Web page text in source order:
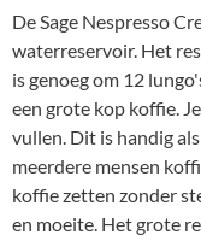
De Sage Nespresso
waterreservoir. Het
is genoeg om 12
een grote kop koffie.
vullen. Dit is handig
meerdere mensen
koffie zetten zonder
en moeite. Het grote